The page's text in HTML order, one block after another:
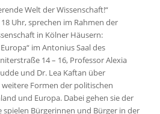
Welt der Wissenschaft!“
Uhr, sprechen im Rahmen der
in Kölner Häusern:
im Antonius Saal des
14 – 16, Professor Alexia
und Dr. Lea Kaftan über
Formen der politischen
und Europa. Dabei gehen sie der
spielen Bürgerinnen und Bürger in der